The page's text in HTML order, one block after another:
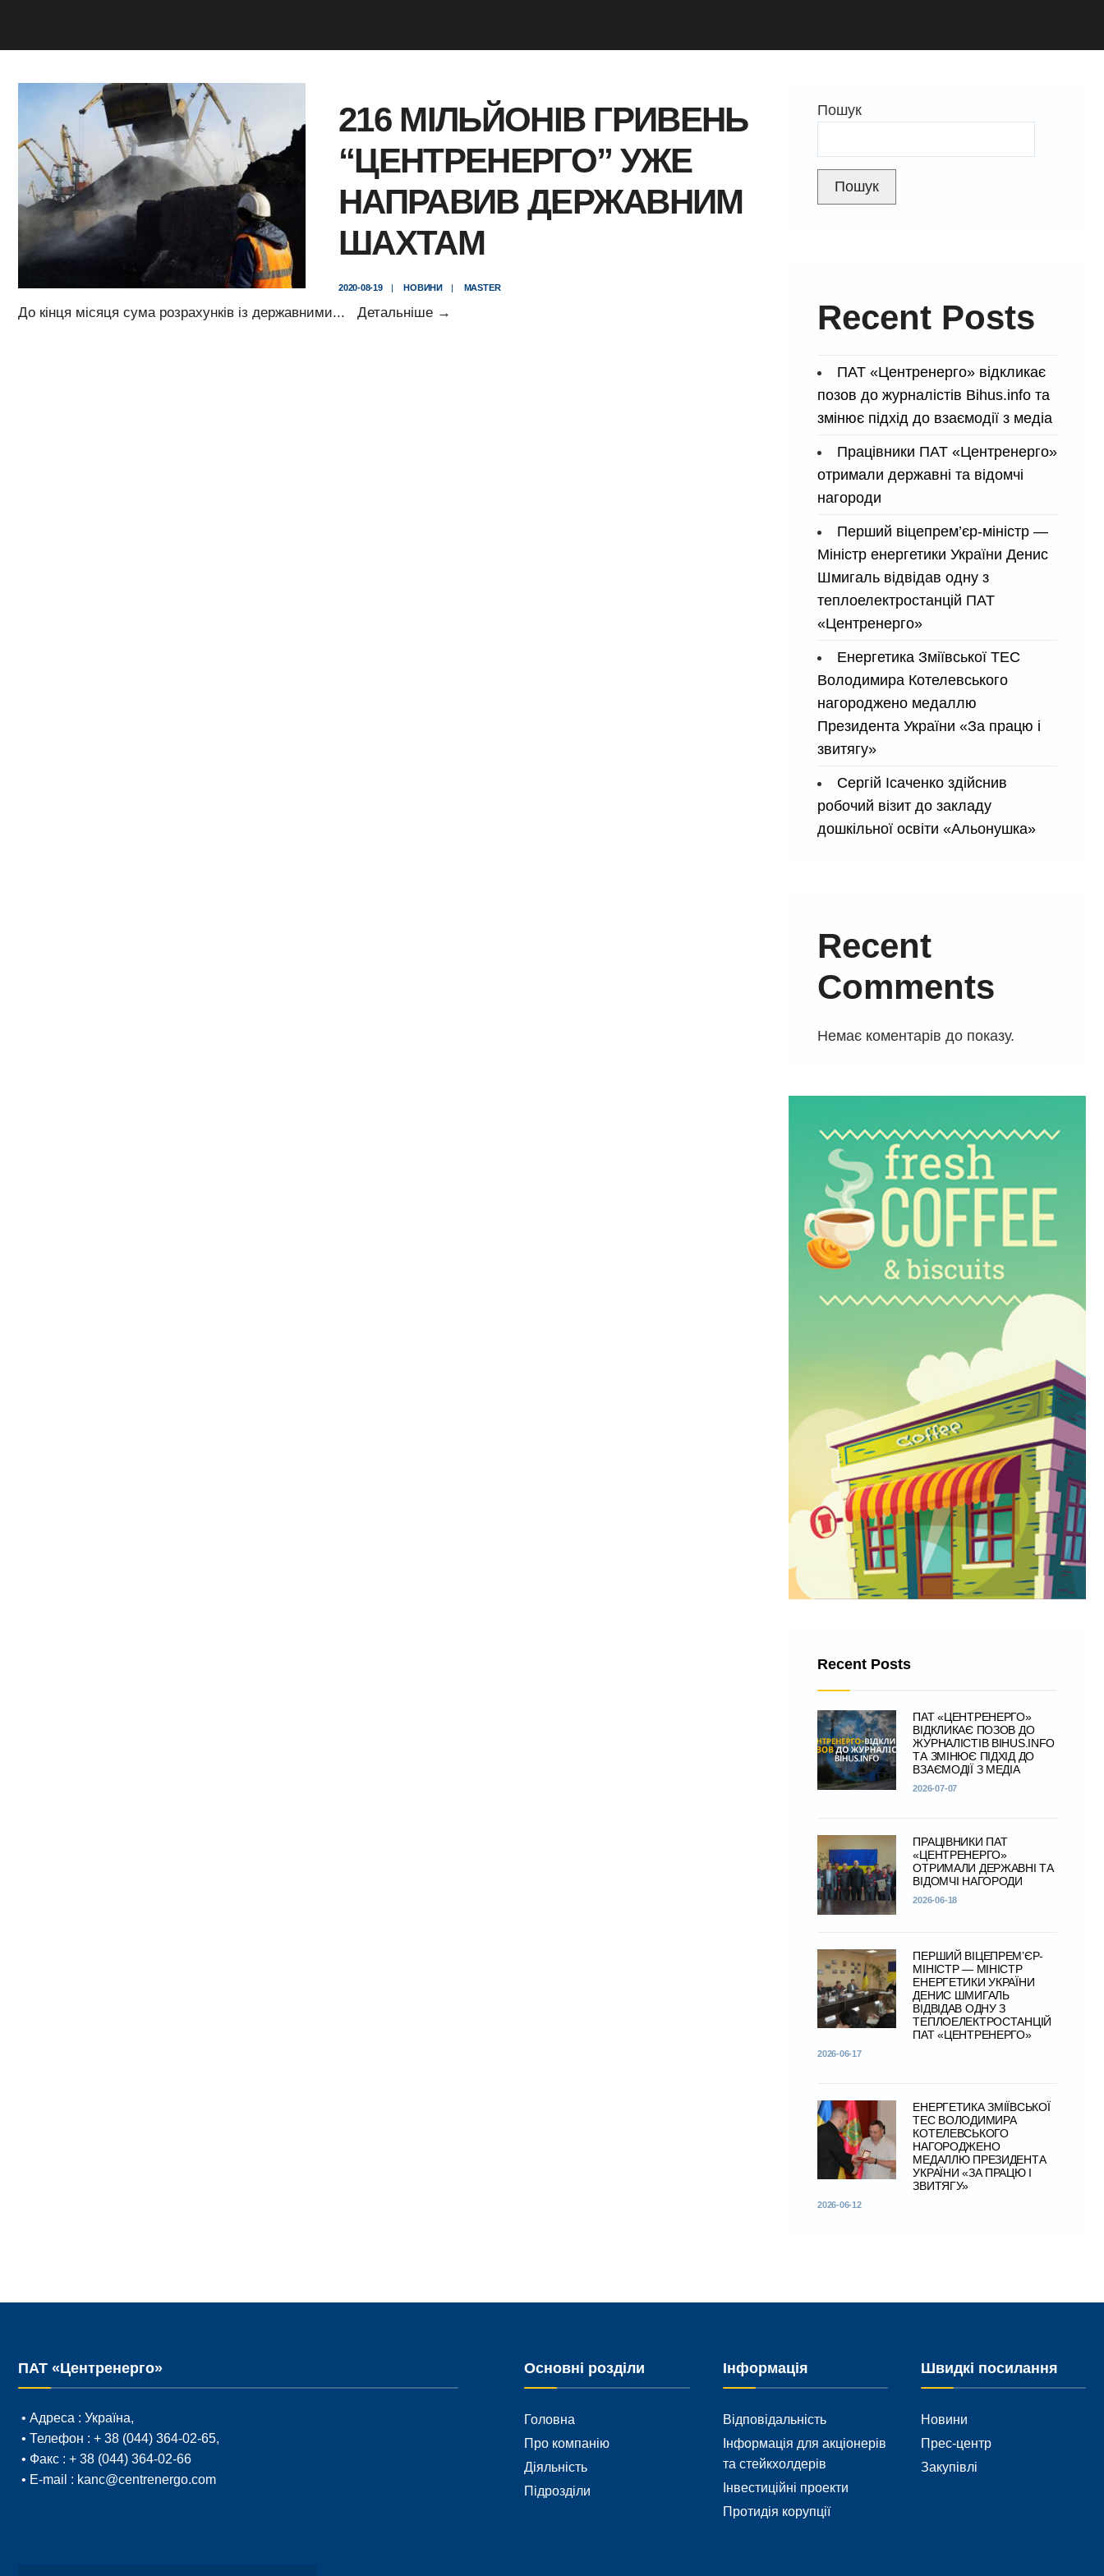
216 МІЛЬЙОНІВ ГРИВЕНЬ
“ЦЕНТРЕНЕРГО” УЖЕ
НАПРАВИВ ДЕРЖАВНИМ
ШАХТАМ
2020-08-19 | НОВИНИ | MASTER
До кінця місяця сума розрахунків із державними... Детальніше →
Пошук
Пошук
Recent Posts
ПАТ «Центренерго» відкликає
позов до журналістів Bihus.info та
змінює підхід до взаємодії з медіа
Працівники ПАТ «Центренерго»
отримали державні та відомчі
нагороди
Перший віцепрем’єр-міністр —
Міністр енергетики України Денис
Шмигаль відвідав одну з
теплоелектростанцій ПАТ
«Центренерго»
Енергетика Зміївської ТЕС
Володимира Котелевського
нагороджено медаллю
Президента України «За працю і
звитягу»
Сергій Ісаченко здійснив
робочий візит до закладу
дошкільної освіти «Альонушка»
Recent
Comments
Немає коментарів до показу.
Recent Posts
ПАТ «ЦЕНТРЕНЕРГО»
ВІДКЛИКАЄ ПОЗОВ ДО
ЖУРНАЛІСТІВ BIHUS.INFO
ТА ЗМІНЮЄ ПІДХІД ДО
ВЗАЄМОДІЇ З МЕДІА
2026-07-07
ПРАЦІВНИКИ ПАТ
«ЦЕНТРЕНЕРГО»
ОТРИМАЛИ ДЕРЖАВНІ ТА
ВІДОМЧІ НАГОРОДИ
2026-06-18
ПЕРШИЙ ВІЦЕПРЕМ’ЄР-
МІНІСТР — МІНІСТР
ЕНЕРГЕТИКИ УКРАЇНИ
ДЕНИС ШМИГАЛЬ
ВІДВІДАВ ОДНУ З
ТЕПЛОЕЛЕКТРОСТАНЦІЙ
ПАТ «ЦЕНТРЕНЕРГО»
2026-06-17
ЕНЕРГЕТИКА ЗМІЇВСЬКОЇ
ТЕС ВОЛОДИМИРА
КОТЕЛЕВСЬКОГО
НАГОРОДЖЕНО
МЕДАЛЛЮ ПРЕЗИДЕНТА
УКРАЇНИ «ЗА ПРАЦЮ І
ЗВИТЯГУ»
2026-06-12
ПАТ «Центренерго»
• Адреса : Україна,
• Телефон : + 38 (044) 364-02-65,
• Факс : + 38 (044) 364-02-66
• E-mail : kanc@centrenergo.com
Основні розділи
Головна
Про компанію
Діяльність
Підрозділи
Інформація
Відповідальність
Інформація для акціонерів
та стейкхолдерів
Інвестиційні проекти
Протидія корупції
Швидкі посилання
Новини
Прес-центр
Закупівлі